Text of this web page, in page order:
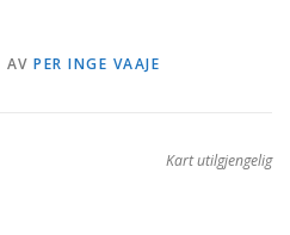
AV PER INGE VAAJE
Kart utilgjengelig